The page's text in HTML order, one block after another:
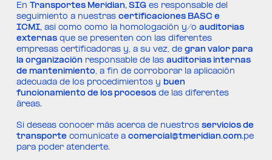
En Transportes Meridian, SIGes responsable del
seguimiento a nuestras certificaciones BASC e
ICMI,así como como la homologación y/o auditorías
externasque se presenten con las diferentes
empresas certificadoras y, a su vez, de gran valor para
la organización responsable de las auditorías internas
de mantenimiento, a fin de corroborar la aplicación
adecuada de los procedimientos y buen
funcionamiento de los procesosde las diferentes
áreas.
Si deseas conocer más acerca de nuestros servicios de
transporte comunícate a comercial@tmeridian.com.pe
para poder atenderte.